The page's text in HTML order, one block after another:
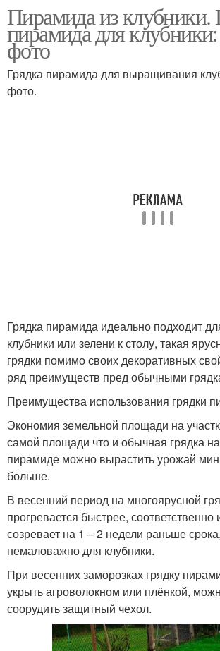
Пирамида из клубники.
пирамида для
фото
Грядка пирамида для выращивания
фото.
Грядка пирамида идеально подходит
клубники или зелени к столу, такая
грядки помимо своих декоративных
ряд преимуществ пред обычными
Преимущества использования грядки
Экономия земельной площади на
самой площади что и обычная грядка
пирамиде можно вырастить урожай
больше.
В весенний период на многоярусной
прогревается быстрее, соответственно
созревает на 1 – 2 недели раньше
немаловажно для клубники.
При весенних заморозках грядку
укрыть агроволокном или плёнкой,
соорудить защитный чехол.